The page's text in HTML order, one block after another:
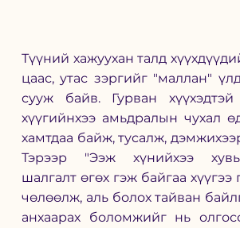
Түүний хажуухан талд
цаас, утас зэргийг "маллан"
сууж байв. Гурван
хүүгийнхээ амьдралын чухал
хамтдаа байж, тусалж,
Тэрээр "Ээж хүнийхээ
шалгалт өгөх гэж байгаа
чөлөөлж, аль болох тайван
анхаарах боломжийг нь